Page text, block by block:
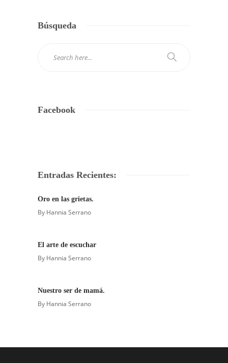
Búsqueda
Facebook
Entradas Recientes:
Oro en las grietas.
By Hannia Serrano
El arte de escuchar
By Hannia Serrano
Nuestro ser de mamá.
By Hannia Serrano